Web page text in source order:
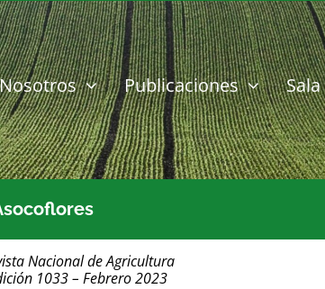
Nosotros Publicaciones
Nacional de Agricultura
1033 – Febrero 2023